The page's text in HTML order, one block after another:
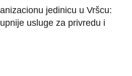
jedinicu u Vršcu:
usluge za privredu i